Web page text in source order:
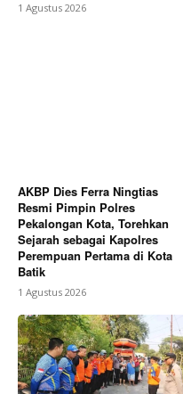
1 Agustus 2026
AKBP Dies Ferra Ningtias
Resmi Pimpin Polres
Pekalongan Kota, Torehkan
Sejarah sebagai Kapolres
Perempuan Pertama di Kota
Batik
1 Agustus 2026